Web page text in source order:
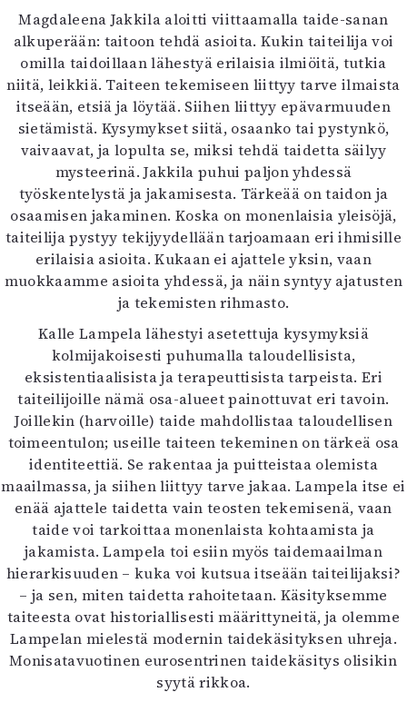
Magdaleena Jakkila aloitti viittaamalla taide-sanan
alkuperään: taitoon tehdä asioita. Kukin taiteilija voi
omilla taidoillaan lähestyä erilaisia ilmiöitä, tutkia
niitä, leikkiä. Taiteen tekemiseen liittyy tarve ilmaista
itseään, etsiä ja löytää. Siihen liittyy epävarmuuden
sietämistä. Kysymykset siitä, osaanko tai pystynkö,
vaivaavat, ja lopulta se, miksi tehdä taidetta säilyy
mysteerinä. Jakkila puhui paljon yhdessä
työskentelystä ja jakamisesta. Tärkeää on taidon ja
osaamisen jakaminen. Koska on monenlaisia yleisöjä,
taiteilija pystyy tekijyydellään tarjoamaan eri ihmisille
erilaisia asioita. Kukaan ei ajattele yksin, vaan
muokkaamme asioita yhdessä, ja näin syntyy ajatusten
ja tekemisten rihmasto.
Kalle Lampela lähestyi asetettuja kysymyksiä
kolmijakoisesti puhumalla taloudellisista,
eksistentiaalisista ja terapeuttisista tarpeista. Eri
taiteilijoille nämä osa-alueet painottuvat eri tavoin.
Joillekin (harvoille) taide mahdollistaa taloudellisen
toimeentulon; useille taiteen tekeminen on tärkeä osa
identiteettiä. Se rakentaa ja puitteistaa olemista
maailmassa, ja siihen liittyy tarve jakaa. Lampela itse ei
enää ajattele taidetta vain teosten tekemisenä, vaan
taide voi tarkoittaa monenlaista kohtaamista ja
jakamista. Lampela toi esiin myös taidemaailman
hierarkisuuden – kuka voi kutsua itseään taiteilijaksi?
– ja sen, miten taidetta rahoitetaan. Käsityksemme
taiteesta ovat historiallisesti määrittyneitä, ja olemme
Lampelan mielestä modernin taidekäsityksen uhreja.
Monisatavuotinen eurosentrinen taidekäsitys olisikin
syytä rikkoa.